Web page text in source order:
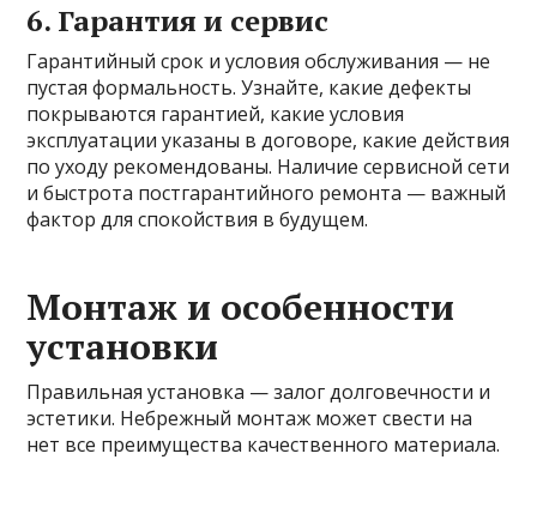
6. Гарантия и сервис
Гарантийный срок и условия обслуживания — не
пустая формальность. Узнайте, какие дефекты
покрываются гарантией, какие условия
эксплуатации указаны в договоре, какие действия
по уходу рекомендованы. Наличие сервисной сети
и быстрота постгарантийного ремонта — важный
фактор для спокойствия в будущем.
Монтаж и особенности
установки
Правильная установка — залог долговечности и
эстетики. Небрежный монтаж может свести на
нет все преимущества качественного материала.